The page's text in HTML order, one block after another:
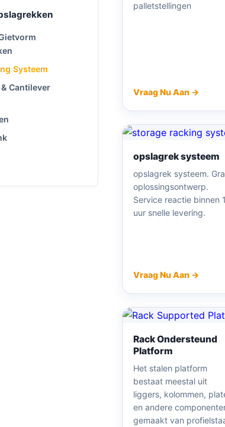
Systeem
Cantilever
palletstellingen
Vraag Nu Aan →
opslagrek systeem
opslagrek systeem.
oplossingsontwerp.
Service reactie binnen
uur snelle levering.
Vraag Nu Aan →
Rack Ondersteund
Platform
Het stalen platform
bestaat meestal uit
liggers, kolommen,
en andere
gemaakt van